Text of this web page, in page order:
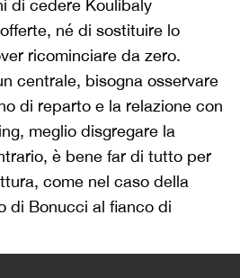
di cedere Koulibaly
né di sostituire lo
ricominciare da zero.
centrale, bisogna osservare
di reparto e la relazione con
meglio disgregare la
è bene far di tutto per
come nel caso della
di Bonucci al fianco di